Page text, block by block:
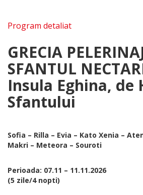
Program detaliat
GRECIA
SFANTUL
Insula Eghina, de
Sfantului
Sofia – Rilla – Evia – Kato Xenia –
Makri – Meteora – Souroti
Perioada: 07.11 – 11.11.2026
(5 zile/4 nopti)